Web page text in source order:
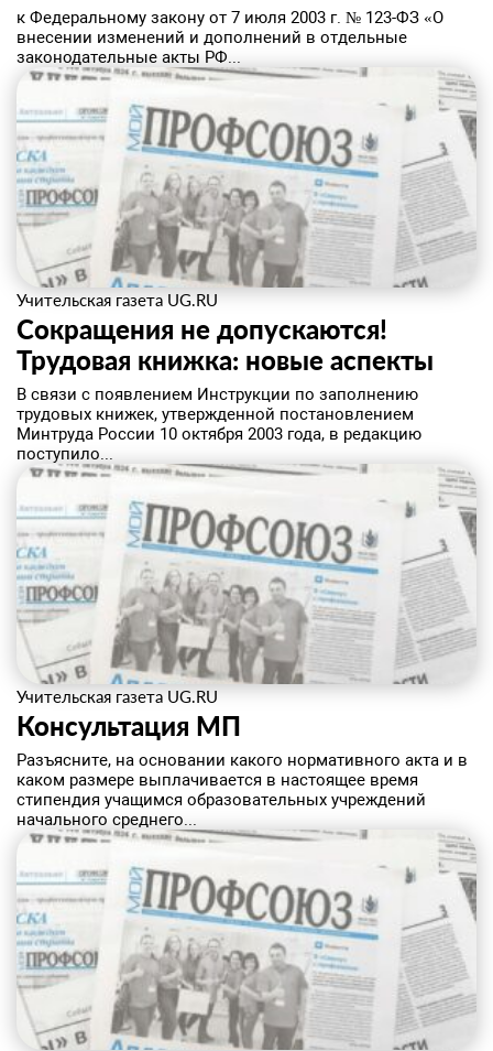
к Федеральному закону от 7 июля 2003 г. № 123-ФЗ «О
внесении изменений и дополнений в отдельные
законодательные акты РФ...
Учительская газета UG.RU
Сокращения не допускаются!
Трудовая книжка: новые аспекты
В связи с появлением Инструкции по заполнению
трудовых книжек, утвержденной постановлением
Минтруда России 10 октября 2003 года, в редакцию
поступило...
Учительская газета UG.RU
Консультация МП
Разъясните, на основании какого нормативного акта и в
каком размере выплачивается в настоящее время
стипендия учащимся образовательных учреждений
начального среднего...